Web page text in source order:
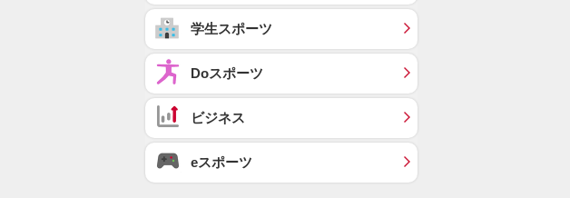
学生スポーツ
Doスポーツ
ビジネス
eスポーツ